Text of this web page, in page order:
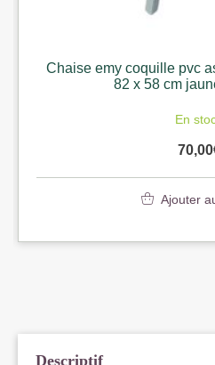
Chaise emy coquille pvc
82 x 58 cm
En
70,00
Ajouter
Descriptif